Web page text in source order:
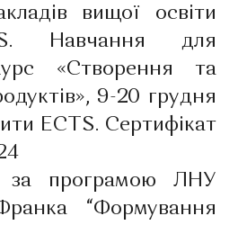
вищої освіти
Навчання для
«Створення та
9-20 грудня
ECTS. Сертифікат
за програмою ЛНУ
“Формування